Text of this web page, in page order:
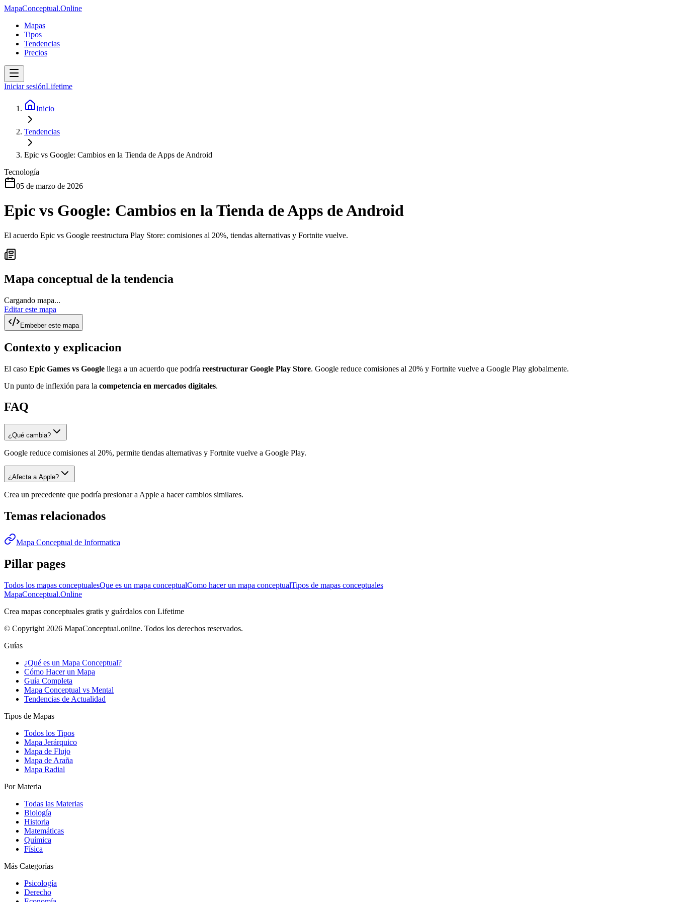
MapaConceptual.Online
Mapas
Tipos
Tendencias
Precios
Iniciar sesiónLifetime
Inicio
Tendencias
Epic vs Google: Cambios en la Tienda de Apps de Android
Tecnología
05 de marzo de 2026
Epic vs Google: Cambios en la Tienda de Apps de Android
El acuerdo Epic vs Google reestructura Play Store: comisiones al 20%, tiendas alternativas y Fortnite vuelve.
Mapa conceptual de la tendencia
Cargando mapa...
Editar este mapa
Embeber este mapa
Contexto y explicacion
El caso Epic Games vs Google llega a un acuerdo que podría reestructurar Google Play Store. Google reduce comisiones al 20% y Fortnite vuelve a Google Play globalmente.
Un punto de inflexión para la competencia en mercados digitales.
FAQ
¿Qué cambia?
Google reduce comisiones al 20%, permite tiendas alternativas y Fortnite vuelve a Google Play.
¿Afecta a Apple?
Crea un precedente que podría presionar a Apple a hacer cambios similares.
Temas relacionados
Mapa Conceptual de Informatica
Pillar pages
Todos los mapas conceptualesQue es un mapa conceptualComo hacer un mapa conceptualTipos de mapas conceptuales
MapaConceptual.Online
Crea mapas conceptuales gratis y guárdalos con Lifetime
© Copyright 2026 MapaConceptual.online. Todos los derechos reservados.
Guías
¿Qué es un Mapa Conceptual?
Cómo Hacer un Mapa
Guía Completa
Mapa Conceptual vs Mental
Tendencias de Actualidad
Tipos de Mapas
Todos los Tipos
Mapa Jerárquico
Mapa de Flujo
Mapa de Araña
Mapa Radial
Por Materia
Todas las Materias
Biología
Historia
Matemáticas
Química
Física
Más Categorías
Psicología
Derecho